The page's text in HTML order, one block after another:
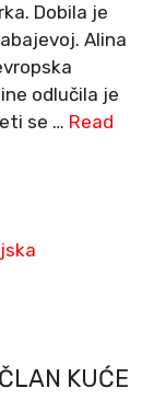
Dobila je
Alina
odlučila je
se … Read
KUĆE